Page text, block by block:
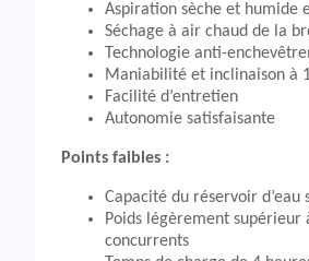
Aspiration sèche et humide
Séchage à air chaud de la
Technologie anti-
Maniabilité et inclinaison à
Facilité d’entretien
Autonomie satisfaisante
Points faibles :
Capacité du réservoir d’eau
Poids légèrement supérieur
concurrents